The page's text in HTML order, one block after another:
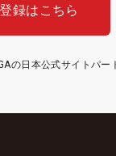
録はこちら
の日本公式サイトパー